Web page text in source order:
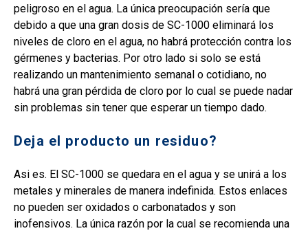
peligroso en el agua. La única preocupación sería que
debido a que una gran dosis de SC-1000 eliminará los
niveles de cloro en el agua, no habrá protección contra los
gérmenes y bacterias. Por otro lado si solo se está
realizando un mantenimiento semanal o cotidiano, no
habrá una gran pérdida de cloro por lo cual se puede nadar
sin problemas sin tener que esperar un tiempo dado.
Deja el producto un residuo?
Asi es. El SC-1000 se quedara en el agua y se unirá a los
metales y minerales de manera indefinida. Estos enlaces
no pueden ser oxidados o carbonatados y son
inofensivos. La única razón por la cual se recomienda una